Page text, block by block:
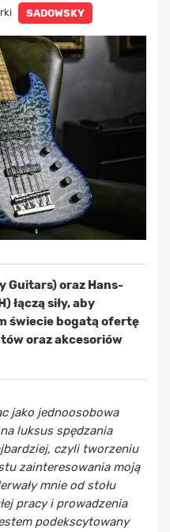
SADOWSKY
Guitars) oraz Hans-
łączą siły, aby
świecie bogatą ofertę
oraz akcesoriów
jako jednoosobowa
luksus spędzania
czyli tworzeniu
zainteresowania moją
mnie od stołu
pracy i prowadzenia
podekscytowany